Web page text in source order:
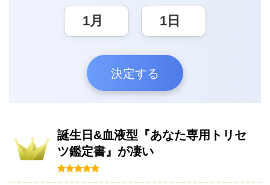
決定する
誕生日&血液型『あなた専用トリセ
ツ鑑定書』が凄い